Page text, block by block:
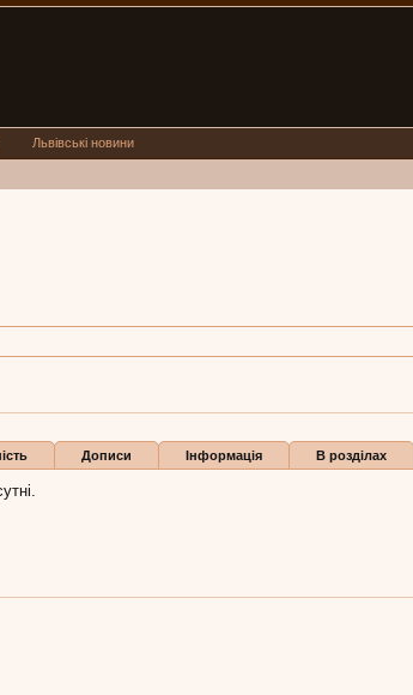
Дописи Інформація В розділах
Львівські новини